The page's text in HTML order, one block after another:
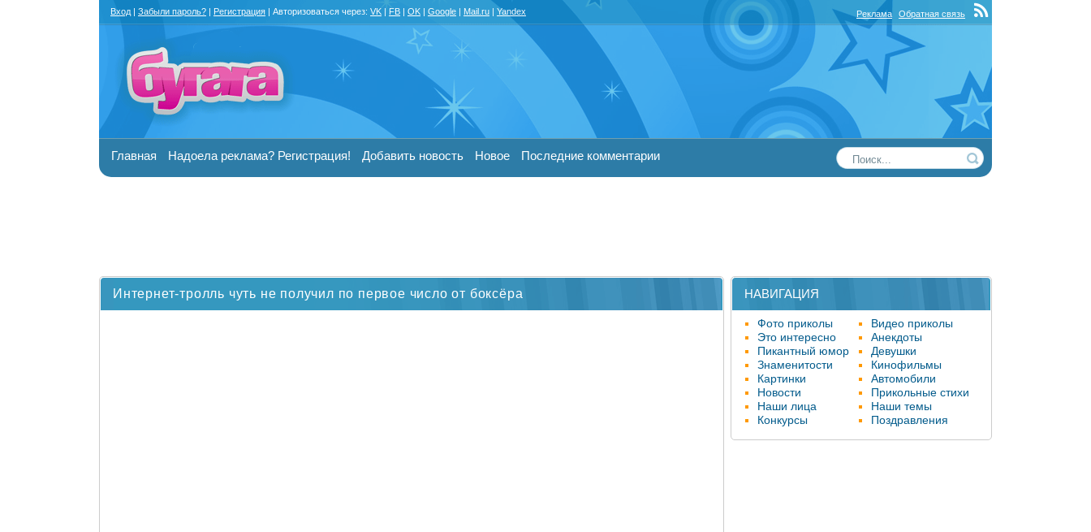
Интернет-тролль чуть не получил по первое число от боксёра НАВИГАЦИЯ
Фото приколы
Видео приколы
Это интересно
Анекдоты
Пикантный юмор
Девушки
Знаменитости
Кинофильмы
Картинки
Автомобили
Новости
Прикольные стихи
Наши лица
Наши темы
Конкурсы
Поздравления
Вход | Забыли пароль? | Регистрация | Авторизоваться через: VK | FB | OK | Google | Mail.ru | Yandex Реклама Обратная связь
Главная Надоела реклама? Регистрация! Добавить новость Новое Последние комментарии